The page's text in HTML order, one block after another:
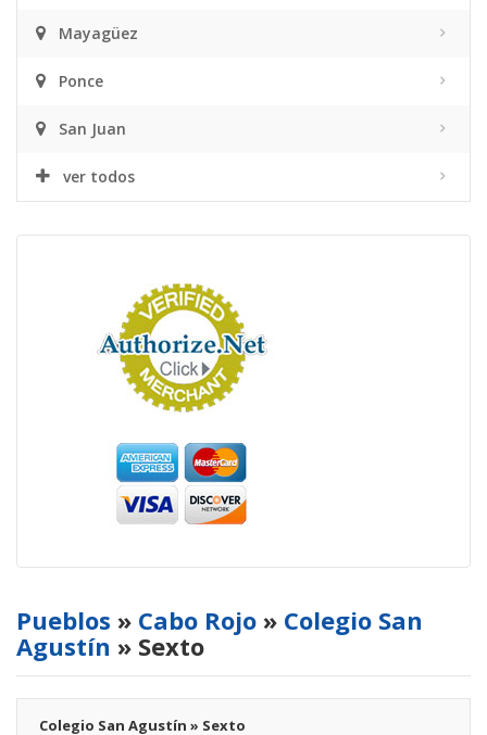
Mayagüez
Ponce
San Juan
ver todos
Pueblos » Cabo Rojo » Colegio San
Agustín » Sexto
Colegio San Agustín » Sexto